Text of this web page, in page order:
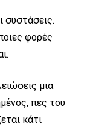
συστάσεις.
φορές
μια
πες του
κάτι